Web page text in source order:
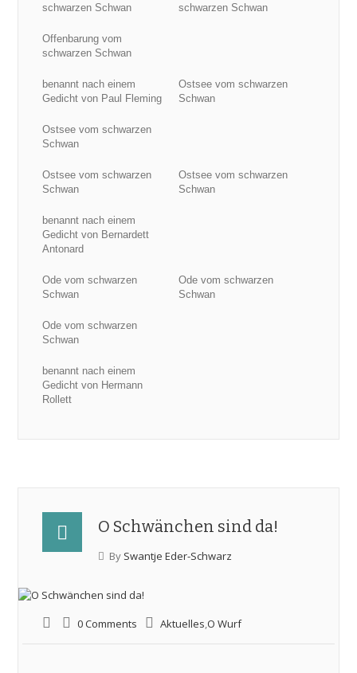
schwarzen Schwan
schwarzen Schwan
Offenbarung vom
schwarzen Schwan
benannt nach einem
Gedicht von Paul Fleming
Ostsee vom schwarzen
Schwan
Ostsee vom schwarzen
Schwan
Ostsee vom schwarzen
Schwan
Ostsee vom schwarzen
Schwan
benannt nach einem
Gedicht von Bernardett
Antonard
Ode vom schwarzen
Schwan
Ode vom schwarzen
Schwan
Ode vom schwarzen
Schwan
benannt nach einem
Gedicht von Hermann
Rollett
O Schwänchen sind da!
By Swantje Eder-Schwarz
0 Comments Aktuelles,O Wurf